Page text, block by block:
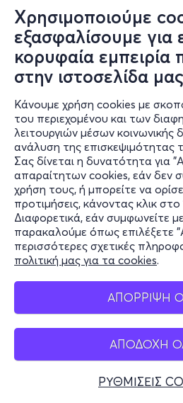
Χρησιμοποιούμε
εξασφαλίσουμε για
κορυφαία εμπειρία
στην ιστοσελίδα
Κάνουμε χρήση cookies με
του περιεχομένου και των
λειτουργιών μέσων κοινωνικής
ανάλυση της επισκεψιμότητας
Σας δίνεται η δυνατότητα για
απαραίτητων cookies, εάν δεν
χρήση τους, ή μπορείτε να
προτιμήσεις, κάνοντας κλικ
Διαφορετικά, εάν συμφωνείτε
παρακαλούμε όπως επιλέξετε
περισσότερες σχετικές
πολιτική μας για τα cookies.
ΑΠΟΡΡΙΨΗ
ΑΠΟΔΟΧΗ
ΡΥΘΜΙΣΕΙΣ
Κυρ,
18:00
Ακαδημίας και
ΝΕΟΣ Ακάδημος -
από 15€
Δευ, 26/
Η ΠΟΡΝΗ ΑΠΟ ΠΑΝΩ